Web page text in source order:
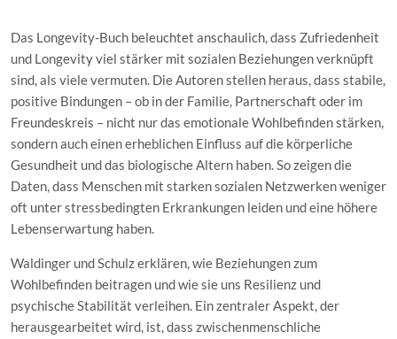
Das Longevity-Buch beleuchtet anschaulich, dass Zufriedenheit
und Longevity viel stärker mit sozialen Beziehungen verknüpft
sind, als viele vermuten. Die Autoren stellen heraus, dass stabile,
positive Bindungen – ob in der Familie, Partnerschaft oder im
Freundeskreis – nicht nur das emotionale Wohlbefinden stärken,
sondern auch einen erheblichen Einfluss auf die körperliche
Gesundheit und das biologische Altern haben. So zeigen die
Daten, dass Menschen mit starken sozialen Netzwerken weniger
oft unter stressbedingten Erkrankungen leiden und eine höhere
Lebenserwartung haben.
Waldinger und Schulz erklären, wie Beziehungen zum
Wohlbefinden beitragen und wie sie uns Resilienz und
psychische Stabilität verleihen. Ein zentraler Aspekt, der
herausgearbeitet wird, ist, dass zwischenmenschliche